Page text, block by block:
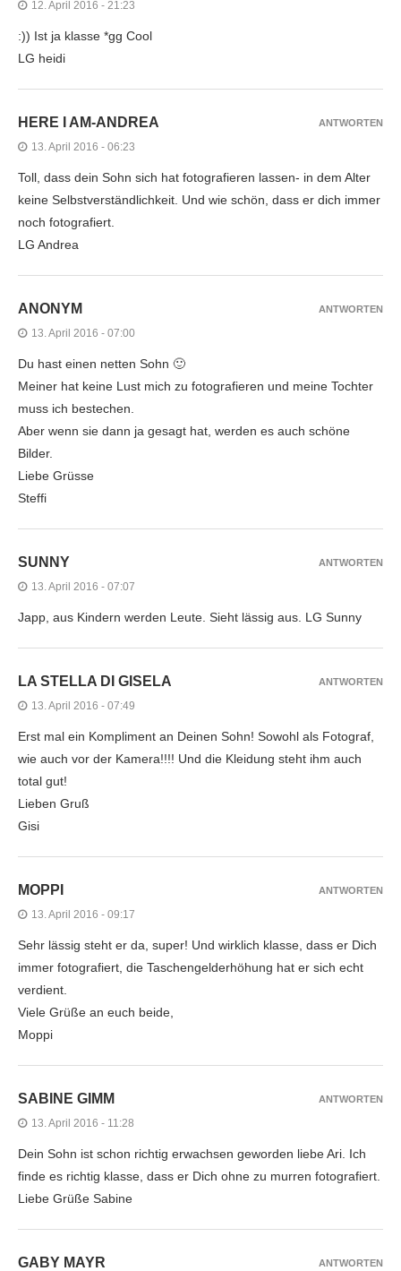
12. April 2016 - 21:23
:)) Ist ja klasse *gg Cool
LG heidi
HERE I AM-ANDREA
13. April 2016 - 06:23
Toll, dass dein Sohn sich hat fotografieren lassen- in dem Alter
keine Selbstverständlichkeit. Und wie schön, dass er dich immer
noch fotografiert.
LG Andrea
ANTWORTEN
ANONYM
13. April 2016 - 07:00
Du hast einen netten Sohn 🙂
Meiner hat keine Lust mich zu fotografieren und meine Tochter
muss ich bestechen.
Aber wenn sie dann ja gesagt hat, werden es auch schöne
Bilder.
Liebe Grüsse
Steffi
ANTWORTEN
SUNNY
13. April 2016 - 07:07
Japp, aus Kindern werden Leute. Sieht lässig aus. LG Sunny
ANTWORTEN
LA STELLA DI GISELA
13. April 2016 - 07:49
Erst mal ein Kompliment an Deinen Sohn! Sowohl als Fotograf,
wie auch vor der Kamera!!!! Und die Kleidung steht ihm auch
total gut!
Lieben Gruß
Gisi
ANTWORTEN
MOPPI
13. April 2016 - 09:17
Sehr lässig steht er da, super! Und wirklich klasse, dass er Dich
immer fotografiert, die Taschengelderhöhung hat er sich echt
verdient.
Viele Grüße an euch beide,
Moppi
ANTWORTEN
SABINE GIMM
13. April 2016 - 11:28
Dein Sohn ist schon richtig erwachsen geworden liebe Ari. Ich
finde es richtig klasse, dass er Dich ohne zu murren fotografiert.
Liebe Grüße Sabine
ANTWORTEN
GABY MAYR ANTWORTEN